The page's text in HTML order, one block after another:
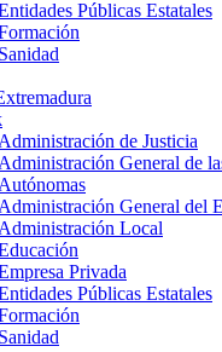
Públicas Estatales
Sanidad
Administración de Justicia
Administración General de
Autónomas
Administración General del
Administración Local
Privada
Públicas Estatales
Sanidad